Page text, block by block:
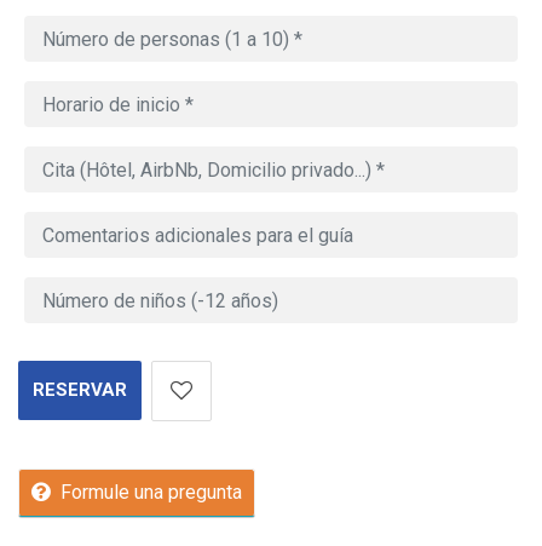
RESERVAR
Formule una pregunta